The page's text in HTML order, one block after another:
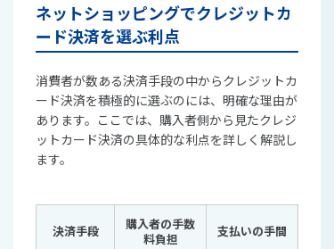
ネットショッピングでクレジットカ
ード決済を選ぶ利点
消費者が数ある決済手段の中からクレジットカ
ード決済を積極的に選ぶのには、明確な理由が
あります。ここでは、購入者側から見たクレジ
ットカード決済の具体的な利点を詳しく解説し
ます。
決済手段
購入者の手数
料負担
支払いの手間